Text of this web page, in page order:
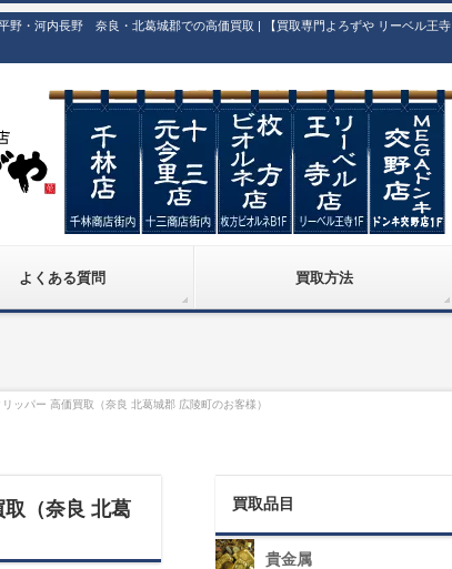
・河内長野 奈良・北葛城郡での高価買取 | 【買取専門よろずや リーベル王寺
よくある質問 買取方法
ッパー 高価買取（奈良 北葛城郡 広陵町のお客様）
取（奈良 北葛
買取品目
貴金属